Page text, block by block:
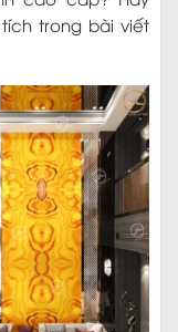
trong bài viết